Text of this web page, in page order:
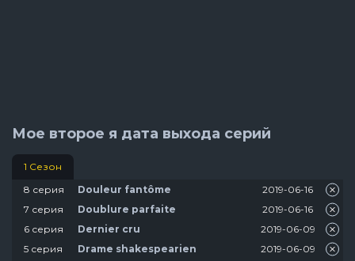
Мое второе я дата выхода серий
1 Сезон
8 серия
Douleur fantôme
2019-06-16
7 серия
Doublure parfaite
2019-06-16
6 серия
Dernier cru
2019-06-09
5 серия
Drame shakespearien
2019-06-09